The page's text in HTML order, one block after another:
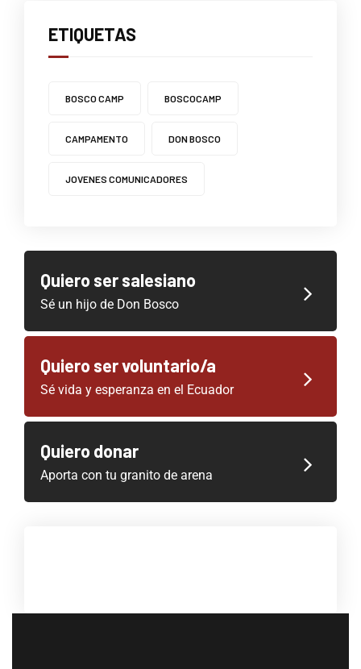
ETIQUETAS
BOSCO CAMP BOSCOCAMP
CAMPAMENTO DON BOSCO
JOVENES COMUNICADORES
Quiero ser salesiano
Sé un hijo de Don Bosco
Quiero ser voluntario/a
Sé vida y esperanza en el Ecuador
Quiero donar
Aporta con tu granito de arena